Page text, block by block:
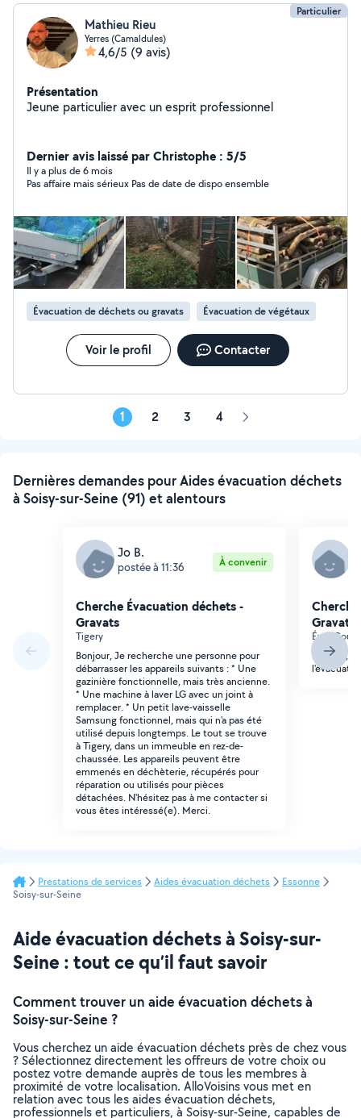
Particulier
Mathieu Rieu
Yerres (Camaldules)
4,6/5 (9 avis)
Présentation
Jeune particulier avec un esprit professionnel
Dernier avis laissé par Christophe : 5/5
Il y a plus de 6 mois
Pas affaire mais sérieux Pas de date de dispo ensemble
Évacuation de déchets ou gravats Évacuation de végétaux
Voir le profil Contacter
1 2 3 4 Page
Dernières demandes pour Aides évacuation déchets
à Soisy-sur-Seine (91) et alentours
Jo B.
postée à 11:36 À convenir
Cherche Évacuation déchets -
Gravats
Tigery
Bonjour, Je recherche une personne pour
débarrasser les appareils suivants : * Une
gazinière fonctionnelle, mais très ancienne.
* Une machine à laver LG avec un joint à
remplacer. * Un petit lave-vaisselle
Samsung fonctionnel, mais qui n'a pas été
utilisé depuis longtemps. Le tout se trouve
à Tigery, dans un immeuble en rez-de-
chaussée. Les appareils peuvent être
emmenés en déchèterie, récupérés pour
réparation ou utilisés pour pièces
détachées. N'hésitez pas à me contacter si
vous êtes intéressé(e). Merci.
Gravats
Évry-
Bonjour,
Prestations de services Aides évacuation déchets
Essonne
Soisy-sur-Seine
Aide évacuation déchets à Soisy-sur-
Seine : tout ce qu’il faut savoir
Comment trouver un aide évacuation déchets à
Soisy-sur-Seine ?
Vous cherchez un aide évacuation déchets près de chez vous
? Sélectionnez directement les offreurs de votre choix ou
postez votre demande auprès de tous les membres à
proximité de votre localisation. AlloVoisins vous met en
relation avec tous les aides évacuation déchets,
professionnels et particuliers, à Soisy-sur-Seine, capables de